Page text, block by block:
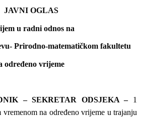
JAVNI OGLAS
u radni odnos na
Prirodno-matematičkom fakultetu
određeno vrijeme
– SEKRETAR ODSJEKA– 1
vremenom na određeno vrijeme u trajanju